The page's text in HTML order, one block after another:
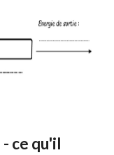
ce qu'il